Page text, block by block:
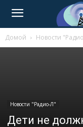
Домой Новости
Новости "Радио-Л"
Дети не